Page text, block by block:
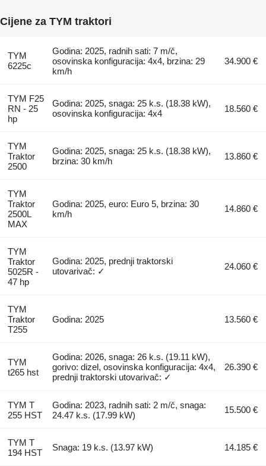
Cijene za TYM traktori
TYM
6225c
Godina: 2025, radnih sati: 7 m/č,
osovinska konfiguracija: 4x4, brzina: 29
km/h
34.900 €
TYM F25
RN - 25
hp
Godina: 2025, snaga: 25 k.s. (18.38 kW),
osovinska konfiguracija: 4x4
18.560 €
TYM
Traktor
2500
Godina: 2025, snaga: 25 k.s. (18.38 kW),
brzina: 30 km/h
13.860 €
TYM
Traktor
2500L
MAX
Godina: 2025, euro: Euro 5, brzina: 30
km/h
14.860 €
TYM
Traktor
5025R -
47 hp
Godina: 2025, prednji traktorski
utovarivač: ✓
24.060 €
TYM
Traktor
T255
Godina: 2025 13.560 €
TYM
t265 hst
Godina: 2026, snaga: 26 k.s. (19.11 kW),
gorivo: dizel, osovinska konfiguracija: 4x4,
prednji traktorski utovarivač: ✓
26.390 €
TYM T
255 HST
Godina: 2023, radnih sati: 2 m/č, snaga:
24.47 k.s. (17.99 kW)
15.500 €
TYM T
194 HST
Snaga: 19 k.s. (13.97 kW) 14.185 €